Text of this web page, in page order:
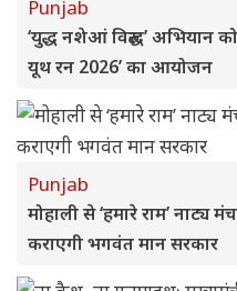
Punjab
‘युद्ध नशेआं विरुद्ध’ अभियान
यूथ रन 2026’ का आयोजन
Punjab
मोहाली से ‘हमारे राम’
कराएगी भगवंत मान सरकार